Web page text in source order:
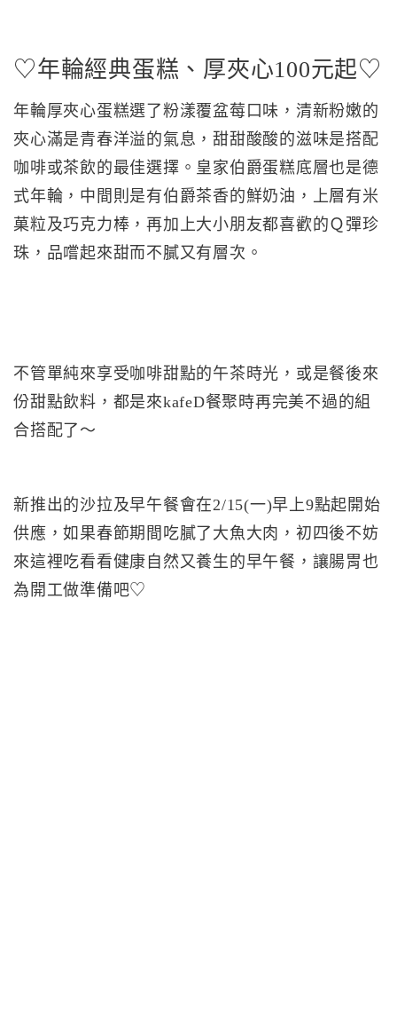
♡年輪經典蛋糕、厚夾心100元起♡
年輪厚夾心蛋糕選了粉漾覆盆莓口味，清新粉嫩的
夾心滿是青春洋溢的氣息，甜甜酸酸的滋味是搭配
咖啡或茶飲的最佳選擇。皇家伯爵蛋糕底層也是德
式年輪，中間則是有伯爵茶香的鮮奶油，上層有米
菓粒及巧克力棒，再加上大小朋友都喜歡的Ｑ彈珍
珠，品嚐起來甜而不膩又有層次。
不管單純來享受咖啡甜點的午茶時光，或是餐後來
份甜點飲料，都是來kafeD餐聚時再完美不過的組
合搭配了～
新推出的沙拉及早午餐會在2/15(一)早上9點起開始
供應，如果春節期間吃膩了大魚大肉，初四後不妨
來這裡吃看看健康自然又養生的早午餐，讓腸胃也
為開工做準備吧♡